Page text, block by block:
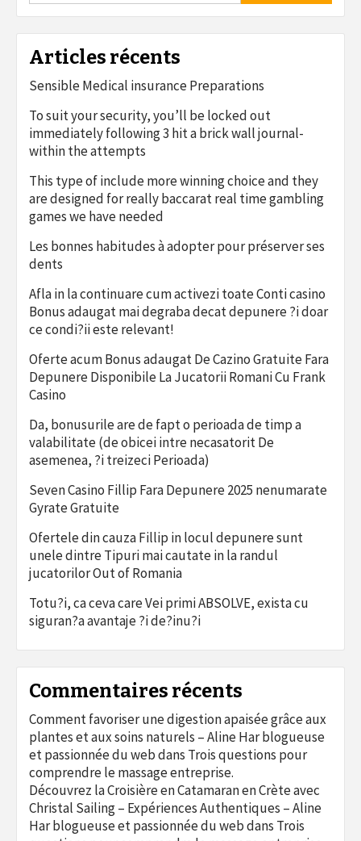
Articles récents
Sensible Medical insurance Preparations
To suit your security, you’ll be locked out
immediately following 3 hit a brick wall journal-
within the attempts
This type of include more winning choice and they
are designed for really baccarat real time gambling
games we have needed
Les bonnes habitudes à adopter pour préserver ses
dents
Afla in la continuare cum activezi toate Conti casino
Bonus adaugat mai degraba decat depunere ?i doar
ce condi?ii este relevant!
Oferte acum Bonus adaugat De Cazino Gratuite Fara
Depunere Disponibile La Jucatorii Romani Cu Frank
Casino
Da, bonusurile are de fapt o perioada de timp a
valabilitate (de obicei intre necasatorit De
asemenea, ?i treizeci Perioada)
Seven Casino Fillip Fara Depunere 2025 nenumarate
Gyrate Gratuite
Ofertele din cauza Fillip in locul depunere sunt
unele dintre Tipuri mai cautate in la randul
jucatorilor Out of Romania
Totu?i, ca ceva care Vei primi ABSOLVE, exista cu
siguran?a avantaje ?i de?inu?i
Commentaires récents
Comment favoriser une digestion apaisée grâce aux
plantes et aux soins naturels – Aline Har blogueuse
et passionnée du webdans Trois questions pour
comprendre le massage entreprise.
Découvrez la Croisière en Catamaran en Crète avec
Christal Sailing – Expériences Authentiques – Aline
Har blogueuse et passionnée du webdans Trois